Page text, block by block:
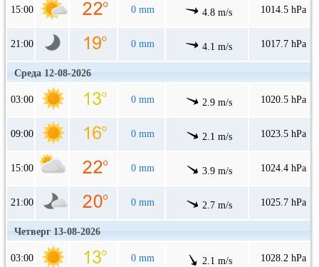
15:00 0 mm 4.8 m/s 1014.5 hPa
21:00 0 mm 4.1 m/s 1017.7 hPa
Среда 12-08-2026
03:00 0 mm 2.9 m/s 1020.5 hPa
09:00 0 mm 2.1 m/s 1023.5 hPa
15:00 0 mm 3.9 m/s 1024.4 hPa
21:00 0 mm 2.7 m/s 1025.7 hPa
Четверг 13-08-2026
03:00 0 mm 2.1 m/s 1028.2 hPa